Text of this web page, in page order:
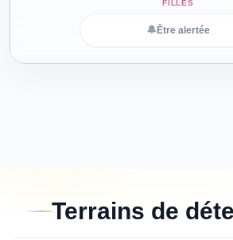
Terrains de
🔔 Être alertée